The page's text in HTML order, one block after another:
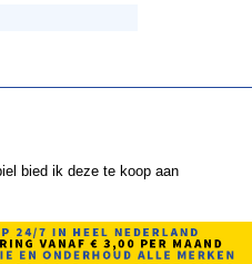
bied ik deze te koop aan